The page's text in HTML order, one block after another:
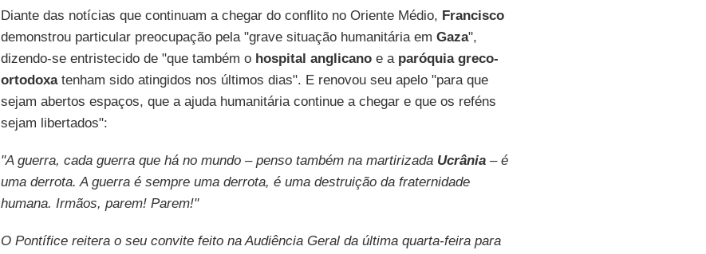
Diante das notícias que continuam a chegar do conflito no Oriente Médio, Francisco
demonstrou particular preocupação pela "grave situação humanitária em Gaza",
dizendo-se entristecido de "que também o hospital anglicanoe a paróquia greco-
ortodoxatenham sido atingidos nos últimos dias". E renovou seu apelo "para que
sejam abertos espaços, que a ajuda humanitária continue a chegar e que os reféns
sejam libertados":
"A guerra, cada guerra que há no mundo – penso também na martirizada Ucrânia– é
uma derrota. A guerra é sempre uma derrota, é uma destruição da fraternidade
humana. Irmãos, parem! Parem!"
O Pontífice reitera o seu convite feito na Audiência Geral da última quarta-feira para